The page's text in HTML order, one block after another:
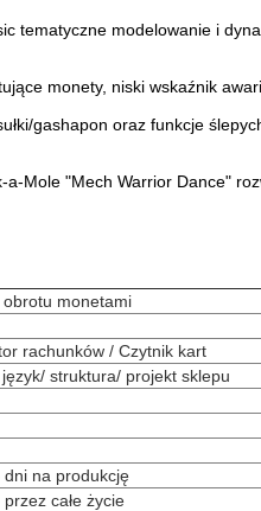
tematyczne modelowanie i
monety, niski wskaźnik
gashapon oraz funkcje
a-Mole "Mech Warrior Dance"
monetami
rachunków / Czytnik kart
struktura/ projekt sklepu
na produkcję
całe życie